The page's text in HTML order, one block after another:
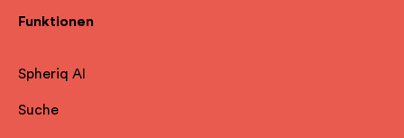
Funktionen
Spheriq AI
Suche